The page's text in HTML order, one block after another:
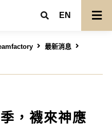
EN
最新消息
，襪來神應